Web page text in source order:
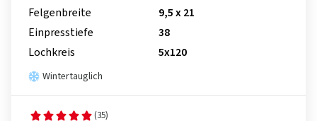
Felgenbreite
9,5 x 21
Einpresstiefe
38
Lochkreis
5x120
Wintertauglich
(35)